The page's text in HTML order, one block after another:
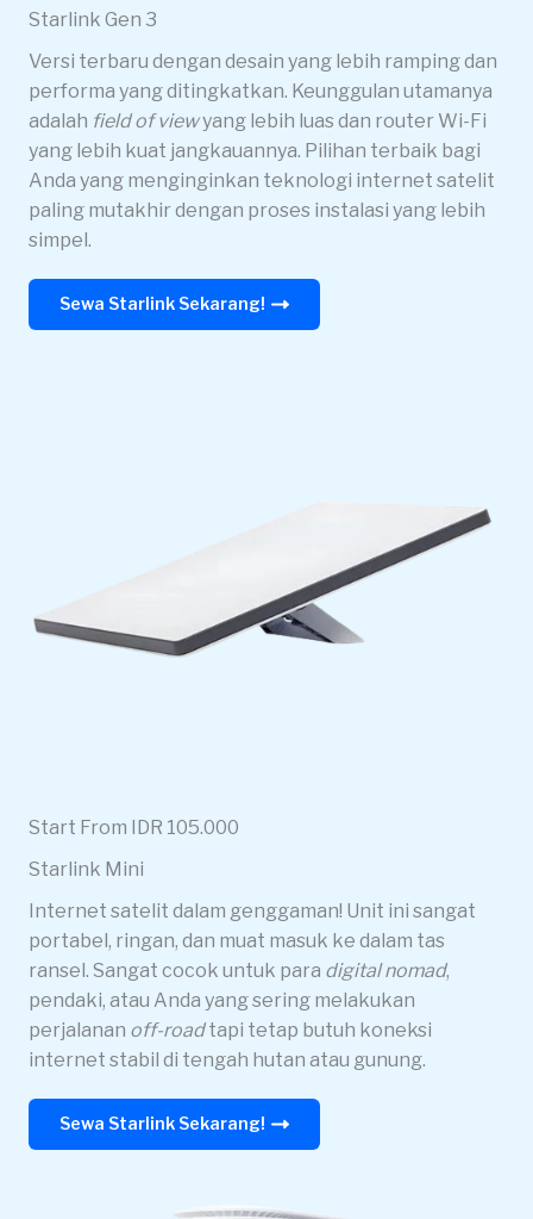
Starlink Gen 3
Versi terbaru dengan desain yang lebih ramping dan
performa yang ditingkatkan. Keunggulan utamanya
adalah field of viewyang lebih luas dan router Wi-Fi
yang lebih kuat jangkauannya. Pilihan terbaik bagi
Anda yang menginginkan teknologi internet satelit
paling mutakhir dengan proses instalasi yang lebih
simpel.
Sewa Starlink Sekarang!
Start From IDR 105.000
Starlink Mini
Internet satelit dalam genggaman! Unit ini sangat
portabel, ringan, dan muat masuk ke dalam tas
ransel. Sangat cocok untuk para digital nomad,
pendaki, atau Anda yang sering melakukan
perjalanan off-roadtapi tetap butuh koneksi
internet stabil di tengah hutan atau gunung.
Sewa Starlink Sekarang!